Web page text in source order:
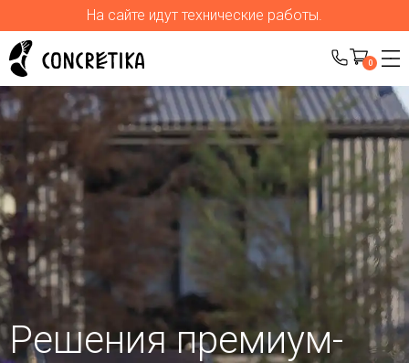
На сайте идут технические работы.
0
Решения премиум-